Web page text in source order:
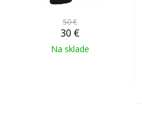
50 €
30 €
Na sklade